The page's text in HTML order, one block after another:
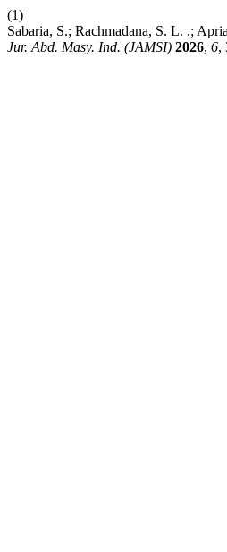
(1)
Sabaria, S.; Rachmadana, S. L. .;
Jur. Abd. Masy. Ind. (JAMSI) 2026, 6,